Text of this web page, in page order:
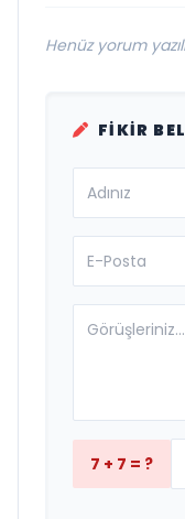
Henüz yorum
FIKIR
7 + 7 = ?